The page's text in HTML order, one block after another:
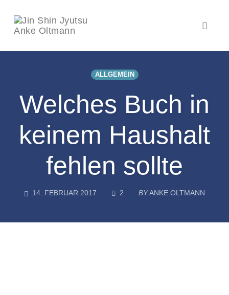
ALLGEMEIN
Welches Buch in
keinem Haushalt
fehlen sollte
14. FEBRUAR 2017 2COMMENTS
BYANKE OLTMANN